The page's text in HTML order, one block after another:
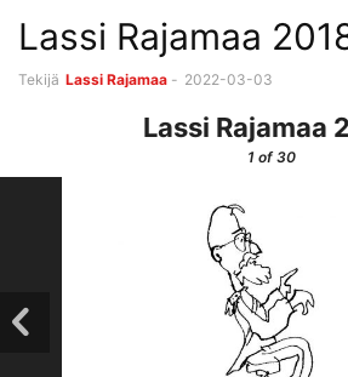
Lassi Rajamaa
Tekijä Lassi Rajamaa - 2022-03-03
Lassi Rajamaa
1 of 30